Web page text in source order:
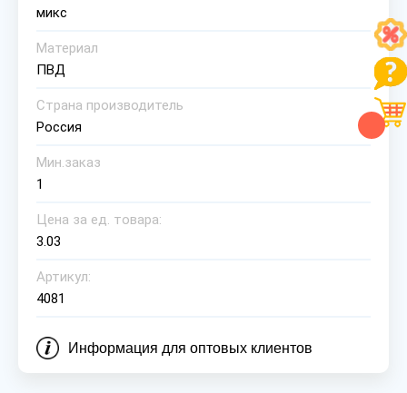
микс
Материал
ПВД
Страна производитель
Россия
Мин.заказ
1
Цена за ед. товара:
3.03
Артикул:
4081
Информация для оптовых клиентов